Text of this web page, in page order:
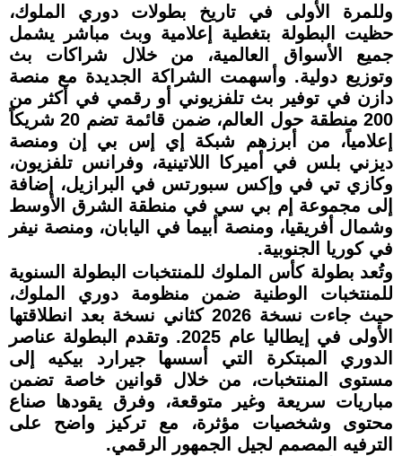
وللمرة الأولى في تاريخ بطولات دوري الملوك،
حظيت البطولة بتغطية إعلامية وبث مباشر يشمل
جميع الأسواق العالمية، من خلال شراكات بث
وتوزيع دولية. وأسهمت الشراكة الجديدة مع منصة
دازن في توفير بث تلفزيوني أو رقمي في أكثر من
200 منطقة حول العالم، ضمن قائمة تضم 20 شريكاً
إعلامياً، من أبرزهم شبكة إي إس بي إن ومنصة
ديزني بلس في أميركا اللاتينية، وفرانس تلفزيون،
وكازي تي في وإكس سبورتس في البرازيل، إضافة
إلى مجموعة إم بي سي في منطقة الشرق الأوسط
وشمال أفريقيا، ومنصة أبيما في اليابان، ومنصة نيفر
في كوريا الجنوبية.
وتُعد بطولة كأس الملوك للمنتخبات البطولة السنوية
للمنتخبات الوطنية ضمن منظومة دوري الملوك،
حيث جاءت نسخة 2026 كثاني نسخة بعد انطلاقتها
الأولى في إيطاليا عام 2025. وتقدم البطولة عناصر
الدوري المبتكرة التي أسسها جيرارد بيكيه إلى
مستوى المنتخبات، من خلال قوانين خاصة تضمن
مباريات سريعة وغير متوقعة، وفرق يقودها صناع
محتوى وشخصيات مؤثرة، مع تركيز واضح على
الترفيه المصمم لجيل الجمهور الرقمي.